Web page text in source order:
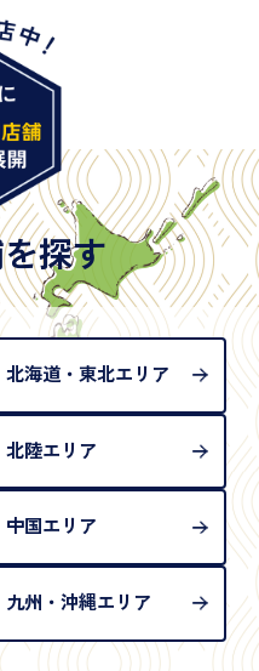
発行し、氏名、住所、生
もの
された新型パスポートに
載欄）」が存在しないた
の本人確認書類として認
きないため）。補助書類
探す
北海道・東北エリア
北陸エリア
中国エリア
九州・沖縄エリア